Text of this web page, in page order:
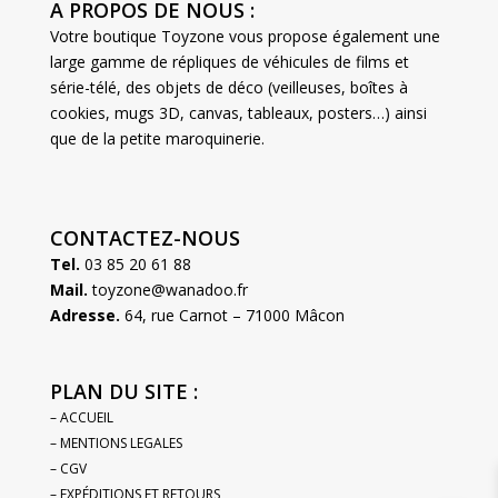
A PROPOS DE NOUS :
Votre boutique Toyzone vous propose également une
large gamme de répliques de véhicules de films et
série-télé, des objets de déco (veilleuses, boîtes à
cookies, mugs 3D, canvas, tableaux, posters…) ainsi
que de la petite maroquinerie.
CONTACTEZ-NOUS
Tel. 03 85 20 61 88
Mail. toyzone@wanadoo.fr
Adresse. 64, rue Carnot – 71000 Mâcon
PLAN DU SITE :
– ACCUEIL
– MENTIONS LEGALES
– CGV